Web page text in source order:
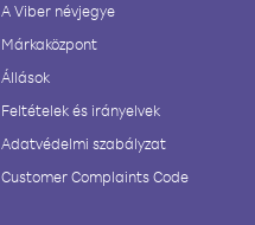
A Viber névjegye
Márkaközpont
Állások
Feltételek és irányelvek
Adatvédelmi szabályzat
Customer Complaints Code